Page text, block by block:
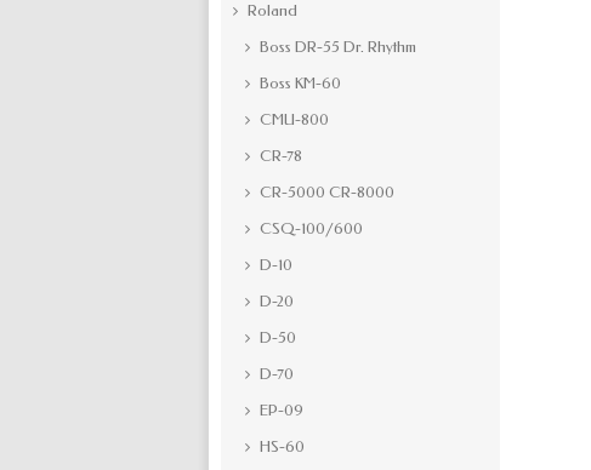
Roland
Boss DR-55 Dr. Rhythm
Boss KM-60
CMU-800
CR-78
CR-5000 CR-8000
CSQ-100/600
D-10
D-20
D-50
D-70
EP-09
HS-60